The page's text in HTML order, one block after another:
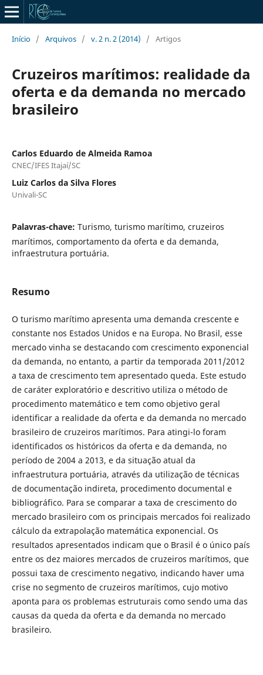
Início / Arquivos / v. 2 n. 2 (2014) / Artigos
Cruzeiros marítimos: realidade da
oferta e da demanda no mercado
brasileiro
Carlos Eduardo de Almeida Ramoa
CNEC/IFES Itajaí/SC
Luiz Carlos da Silva Flores
Univali-SC
Palavras-chave: Turismo, turismo marítimo, cruzeiros
marítimos, comportamento da oferta e da demanda,
infraestrutura portuária.
Resumo
O turismo marítimo apresenta uma demanda crescente e
constante nos Estados Unidos e na Europa. No Brasil, esse
mercado vinha se destacando com crescimento exponencial
da demanda, no entanto, a partir da temporada 2011/2012
a taxa de crescimento tem apresentado queda. Este estudo
de caráter exploratório e descritivo utiliza o método de
procedimento matemático e tem como objetivo geral
identificar a realidade da oferta e da demanda no mercado
brasileiro de cruzeiros marítimos. Para atingi-lo foram
identificados os históricos da oferta e da demanda, no
período de 2004 a 2013, e da situação atual da
infraestrutura portuária, através da utilização de técnicas
de documentação indireta, procedimento documental e
bibliográfico. Para se comparar a taxa de crescimento do
mercado brasileiro com os principais mercados foi realizado
cálculo da extrapolação matemática exponencial. Os
resultados apresentados indicam que o Brasil é o único país
entre os dez maiores mercados de cruzeiros marítimos, que
possui taxa de crescimento negativo, indicando haver uma
crise no segmento de cruzeiros marítimos, cujo motivo
aponta para os problemas estruturais como sendo uma das
causas da queda da oferta e da demanda no mercado
brasileiro.